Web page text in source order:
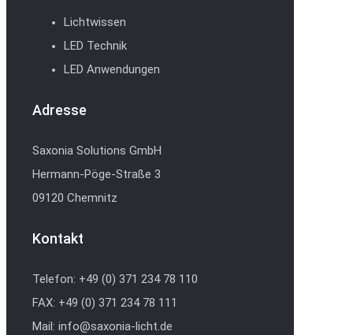
Lichtwissen
LED Technik
LED Anwendungen
Adresse
Saxonia Solutions GmbH
Hermann-Pöge-Straße 3
09120 Chemnitz
Kontakt
Telefon: +49 (0) 371 234 78 110
FAX: +49 (0) 371 234 78 111
Mail: info@saxonia-licht.de